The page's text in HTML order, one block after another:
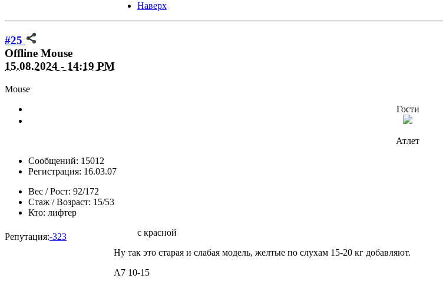
Наверх
#25
Offline Mouse
15.08.2024 - 14:19 PM
Mouse
Гости
Атлет
Сообщений: 15012
Регистрация: 16.03.07
Вес / Рост: 92/172
Стаж / Возраст: 15/53
Кто: лифтер
Репутация:-323
с красной
Ну так это старая и слабая модель, желтые по слухам 15-20 кг добавляют.
А7 10-15